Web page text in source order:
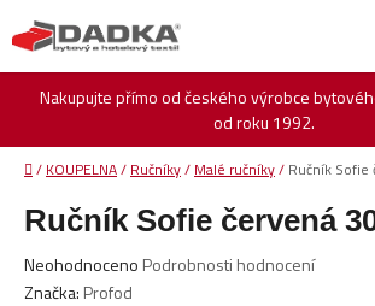
na
obsah
Nakupujte přímo od českého výrobce
od roku 1992.
Domů
/ KOUPELNA/ Ručníky/ Malé ručníky/ Ručník Sofie
Ručník Sofie červená
Průměrné
hodnocení
Neohodnoceno Podrobnosti hodnocení
Značka: Profod